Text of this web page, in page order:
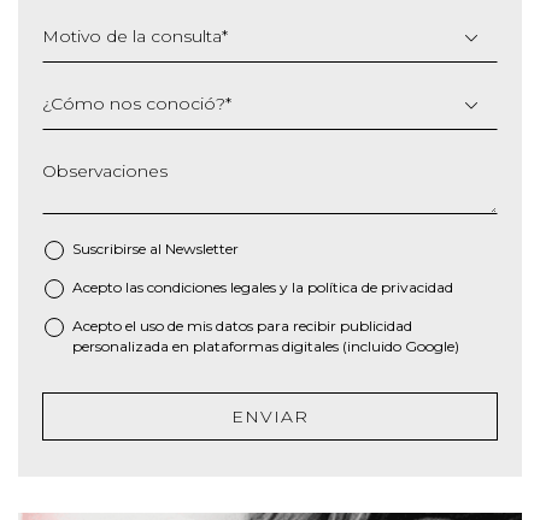
Motivo de la consulta*
¿Cómo nos conoció?*
Observaciones
Suscribirse al Newsletter
* Acepto las condiciones legales y la política de privacidad
Acepto el uso de mis datos para recibir publicidad
personalizada en plataformas digitales (incluido Google)
ENVIAR